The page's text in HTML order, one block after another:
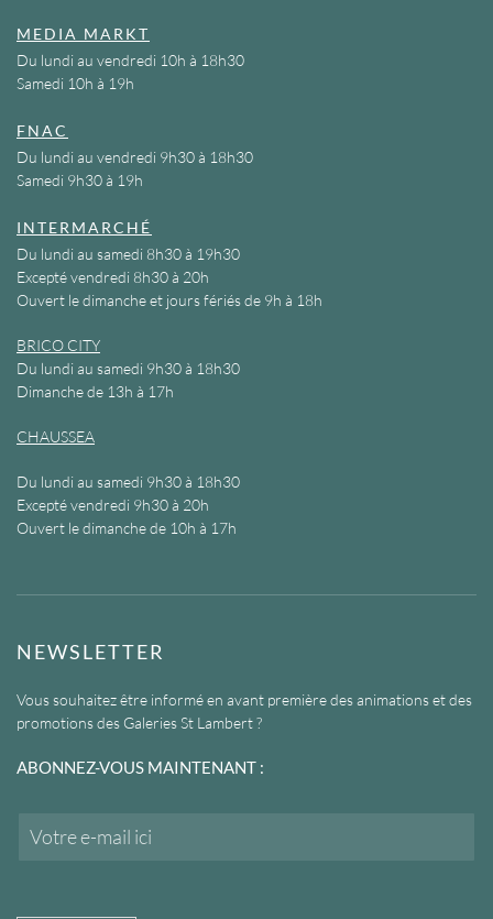
MEDIA MARKT
Du lundi au vendredi 10h à 18h30
Samedi 10h à 19h
FNAC
Du lundi au vendredi 9h30 à 18h30
Samedi 9h30 à 19h
INTERMARCHÉ
Du lundi au samedi 8h30 à 19h30
Excepté vendredi 8h30 à 20h
Ouvert le dimanche et jours fériés de 9h à 18h
BRICO CITY
Du lundi au samedi 9h30 à 18h30
Dimanche de 13h à 17h
CHAUSSEA
Du lundi au samedi 9h30 à 18h30
Excepté vendredi 9h30 à 20h
Ouvert le dimanche de 10h à 17h
NEWSLETTER
Vous souhaitez être informé en avant première des animations et des
promotions des Galeries St Lambert ?
ABONNEZ-VOUS MAINTENANT :